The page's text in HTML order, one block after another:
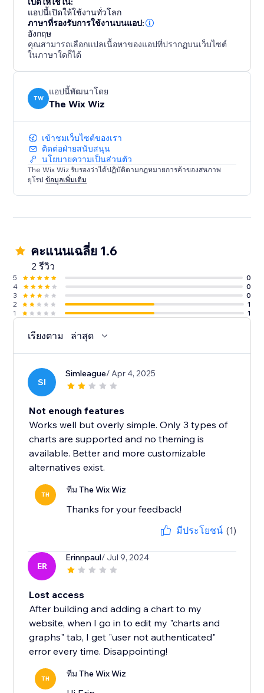
แอปนี้เปิดให้ใช้งานทั่วโลก
ภาษาที่รองรับการใช้งานบนแอป:
อังกฤษ
คุณสามารถเลือกแปลเนื้อหาของแอปที่ปรากฏบนเว็บไซต์
ในภาษาใดก็ได้
TW
แอปนี้พัฒนาโดย
The Wix Wiz
เข้าชมเว็บไซต์ของเรา
ติดต่อฝ่ายสนับสนุน
นโยบายความเป็นส่วนตัว
The Wix Wiz รับรองว่าได้ปฏิบัติตามกฏหมายการค้าของสหภาพ
ยุโรปข้อมูลเพิ่มเติม
คะแนนเฉลี่ย 1.6
2 รีวิว
5
0
4
0
3
0
2
1
1
1
เรียงตาม ล่าสุด
SI
Simleague/ Apr 4, 2025
Not enough features
Works well but overly simple. Only 3 types of
charts are supported and no theming is
available. Better and more customizable
alternatives exist.
TH ทีม The Wix Wiz
Thanks for your feedback!
มีประโยชน์ (1)
ER
Erinnpaul/ Jul 9, 2024
Lost access
After building and adding a chart to my
website, when I go in to edit my "charts and
graphs" tab, I get "user not authenticated"
error every time. Disappointing!
TH ทีม The Wix Wiz